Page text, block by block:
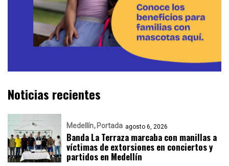
Noticias recientes
Medellín Portada agosto 6, 2026
Banda La Terraza marcaba con manillas a
víctimas de extorsiones en conciertos y
partidos en Medellín